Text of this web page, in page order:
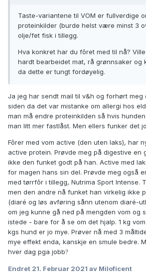
Taste-variantene til VOM er fullverdige
proteinkilder (burde helst være minst 3
olje/fet fisk i tillegg.
Hva konkret har du fôret med til nå?
hardt bearbeidet mat, rå grønnsaker og
da dette er tungt fordøyelig.
Ja jeg har sendt mail til v&h og forhørt
siden da det var mistanke om allergi hos
man må endre proteinkilden så hvis
man litt mer fastlåst. Men ellers funker det
Fôrer med vom active (den uten laks), har
active protein. Prøvde meg på digestive en
ikke den funket godt på han. Active med
for magen hans sin del. Prøvde meg også
med tørrfôr i tillegg, Nutrima Sport Intense.
men den andre nå funket han virkelig ikke
(diaré og løs avføring sånn utenom diaré-
om jeg kunne gå ned på mengden vom og
istede - bare for å se om det hjalp. 1 kg
kgs hund er jo mye. Prøver nå med 3
mye effekt enda, kanskje en smule bedre.
hver dag pga jobb?
Endret 21. Februar 2021 av Miloficent